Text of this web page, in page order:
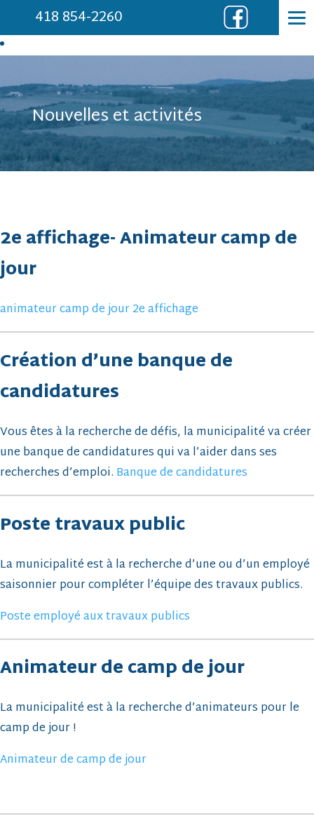
418 854-2260
Nouvelles et activités
2e affichage- Animateur camp de
jour
animateur camp de jour 2e affichage
Création d’une banque de
candidatures
Vous êtes à la recherche de défis, la municipalité va créer
une banque de candidatures qui va l’aider dans ses
recherches d’emploi. Banque de candidatures
Poste travaux public
La municipalité est à la recherche d’une ou d’un employé
saisonnier pour compléter l’équipe des travaux publics.
Poste employé aux travaux publics
Animateur de camp de jour
La municipalité est à la recherche d’animateurs pour le
camp de jour !
Animateur de camp de jour